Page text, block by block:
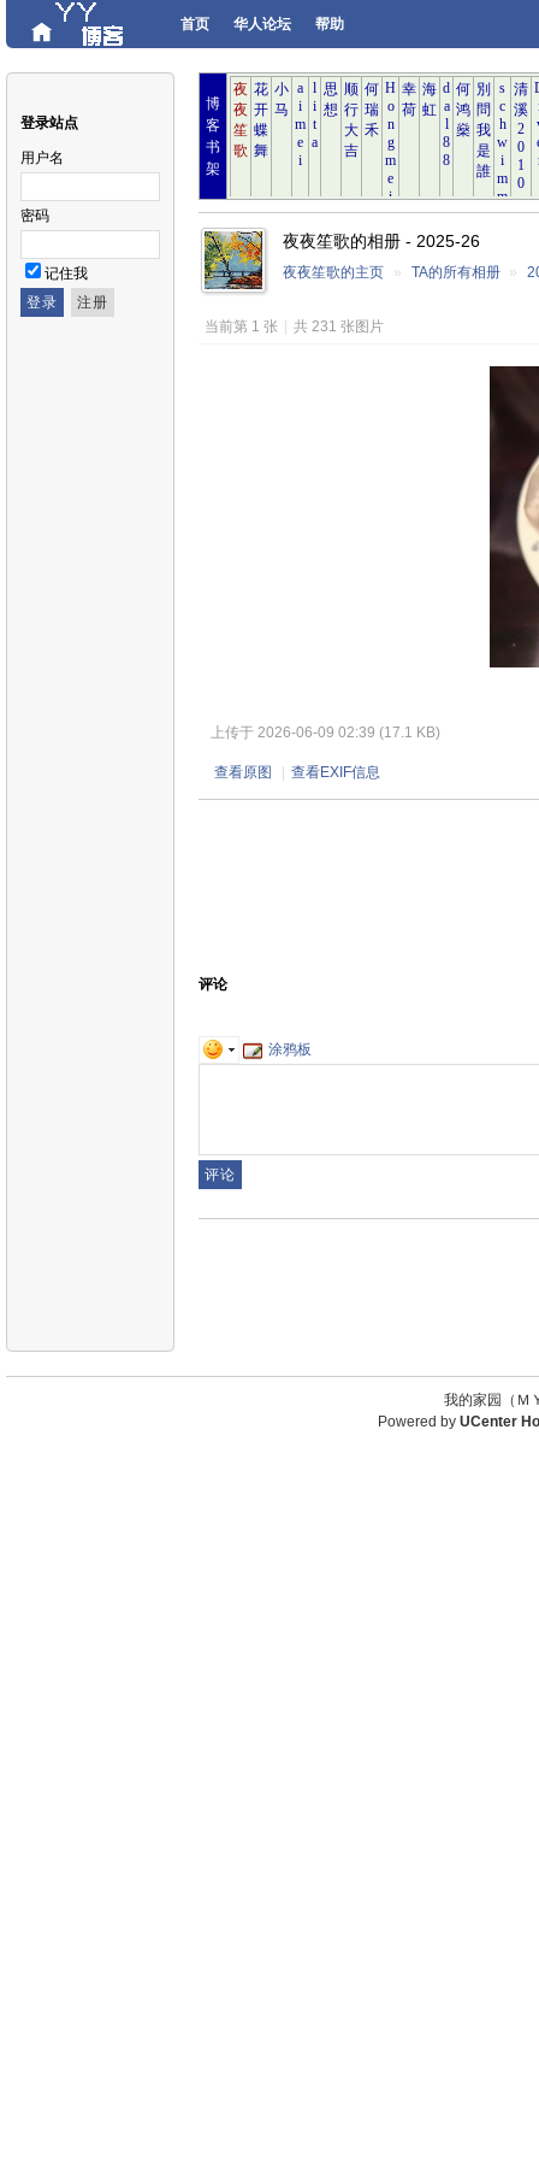
首页 华人论坛 帮助
登录站点
用户名
密码
记住我
博
客
书
架
夜夜笙歌的相册 - 2025-26
夜夜笙歌的主页 » TA的所有相册 »
当前第 1 张 共 231 张图片
上传于 2026-06-09 02:39 (17.1 KB)
查看原图 查看EXIF信息
评论
涂鸦板
我的家园（
Powered by UCenter